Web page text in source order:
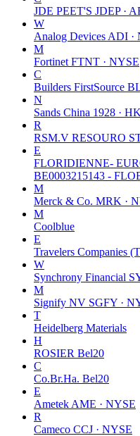
JDE PEET'S JDEP ·
W
Analog Devices ADI ·
M
Fortinet FTNT · NYSE
C
Builders FirstSource
N
Sands China 1928 ·
R
RSM.V RESOURO
E
FLORIDIENNE-
BE0003215143 -
M
Merck & Co. MRK ·
M
Coolblue
E
Travelers Companies
W
Synchrony Financial
M
Signify NV SGFY ·
T
Heidelberg Materials
H
ROSIER Bel20
C
Co.Br.Ha. Bel20
E
Ametek AME · NYSE
R
Cameco CCJ · NYSE